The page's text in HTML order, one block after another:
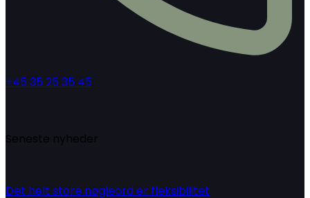
+45 35 25 35 45
Seneste nyheder
Det helt store nøgleord er fleksibilitet